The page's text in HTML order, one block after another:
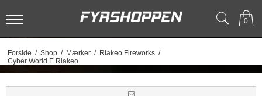
0
Forside / Shop / Mærker / Riakeo Fireworks /
Cyber World E Riakeo